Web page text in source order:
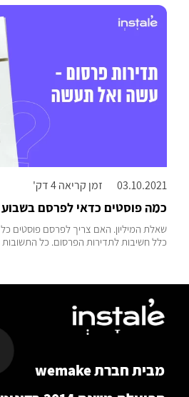
03.10.2021 זמן קריאה 4 דק'
כמה פוסטים כדאי לפרסם
שאלת המיליון. האם צריך לפרסם פוסטים כל
כלל חשיבות לתדירות הפרסום. כל
מבית חברת wemake